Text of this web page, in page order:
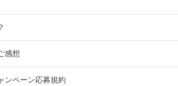
感想
ンペーン応募規約